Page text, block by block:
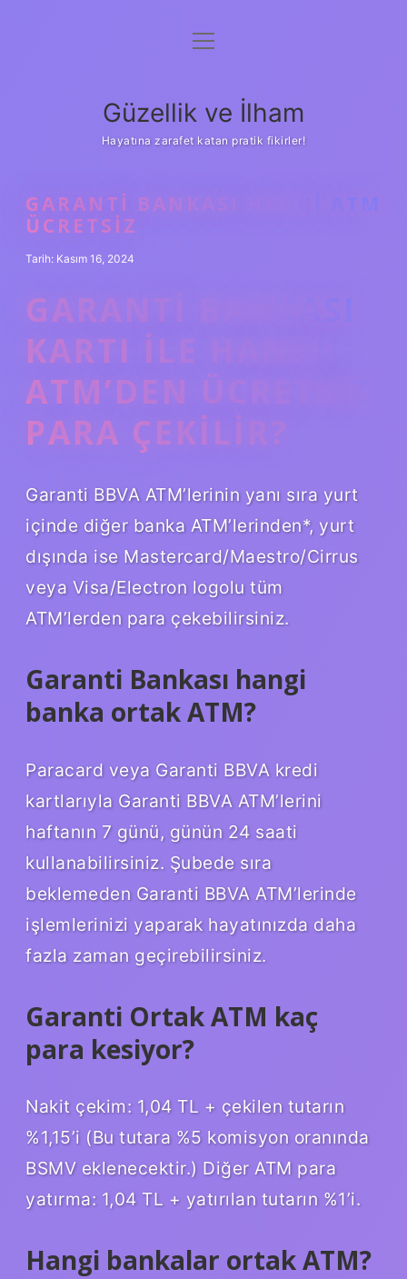
Anasayfa
Yasal Uyarı
menüyü
Güzellik ve İlham
Hayatına zarafet katan pratik fikirler!
GARANTI BANKASI HANGI ATM
ÜCRETSIZ
Tarih: Kasım 16, 2024
GARANTI BANKASI
KARTI ILE HANGI
ATM’DEN ÜCRETSIZ
PARA ÇEKILIR?
Garanti BBVA ATM’lerinin yanı sıra yurt
içinde diğer banka ATM’lerinden*, yurt
dışında ise Mastercard/Maestro/Cirrus
veya Visa/Electron logolu tüm
ATM’lerden para çekebilirsiniz.
Garanti Bankası hangi
banka ortak ATM?
Paracard veya Garanti BBVA kredi
kartlarıyla Garanti BBVA ATM’lerini
haftanın 7 günü, günün 24 saati
kullanabilirsiniz. Şubede sıra
beklemeden Garanti BBVA ATM’lerinde
işlemlerinizi yaparak hayatınızda daha
fazla zaman geçirebilirsiniz.
Garanti Ortak ATM kaç
para kesiyor?
Nakit çekim: 1,04 TL + çekilen tutarın
%1,15’i (Bu tutara %5 komisyon oranında
BSMV eklenecektir.) Diğer ATM para
yatırma: 1,04 TL + yatırılan tutarın %1’i.
Hangi bankalar ortak ATM?